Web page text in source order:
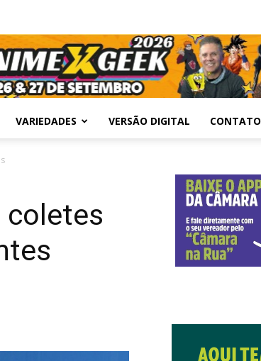
VARIEDADES VERSÃO DIGITAL CONTATO
coletes